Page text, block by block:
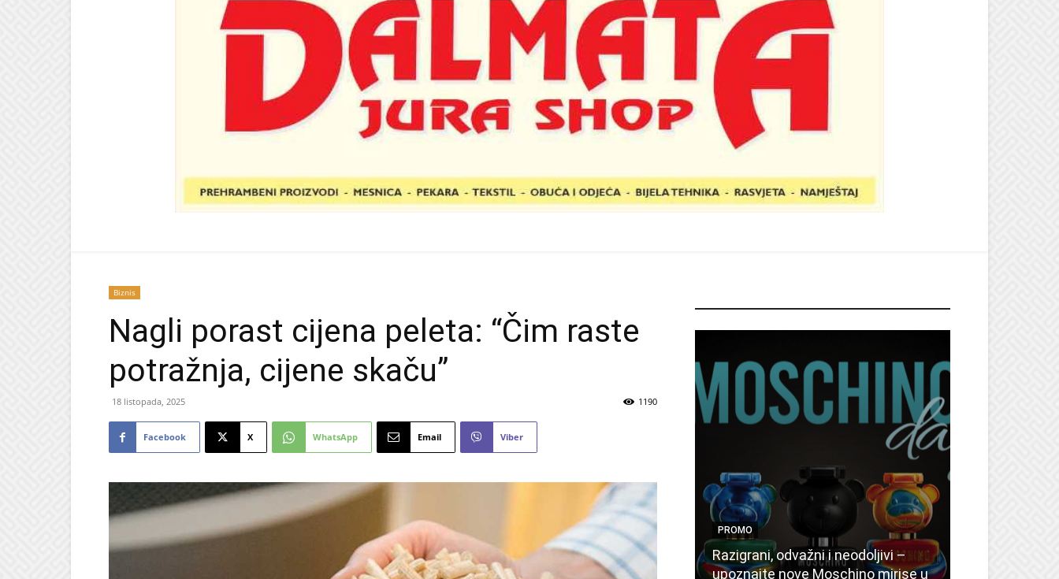
Biznis
Nagli porast cijena peleta: “Čim raste
potražnja, cijene skaču”
18 listopada, 2025 1190
Facebook X WhatsApp Email Viber
PROMO
Razigrani, odvažni i neodoljivi –
upoznajte nove Moschino mirise u